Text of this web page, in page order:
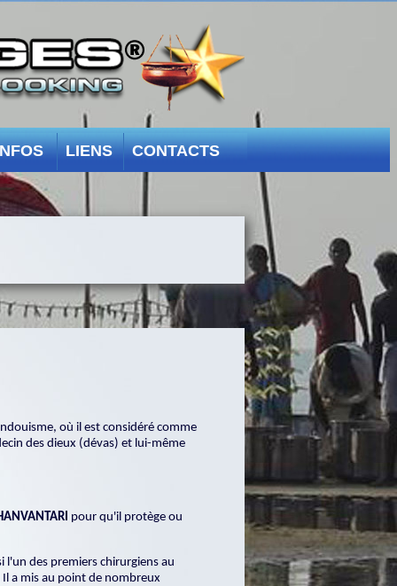
où il est considéré comme
des dieux (dévas) et lui-même
pour qu'il protège ou
des premiers chirurgiens au
a mis au point de nombreux
LIENS CONTACTS